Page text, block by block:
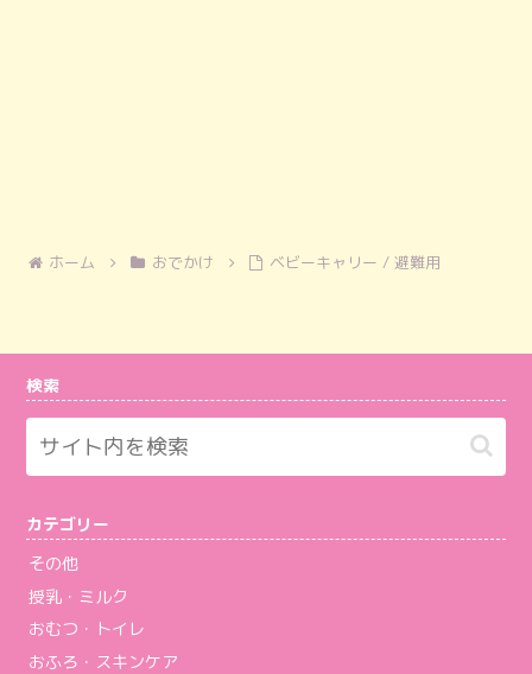
ホーム おでかけ ベビーキャリー / 避難用
検索
カテゴリー
その他
授乳・ミルク
おむつ・トイレ
おふろ・スキンケア